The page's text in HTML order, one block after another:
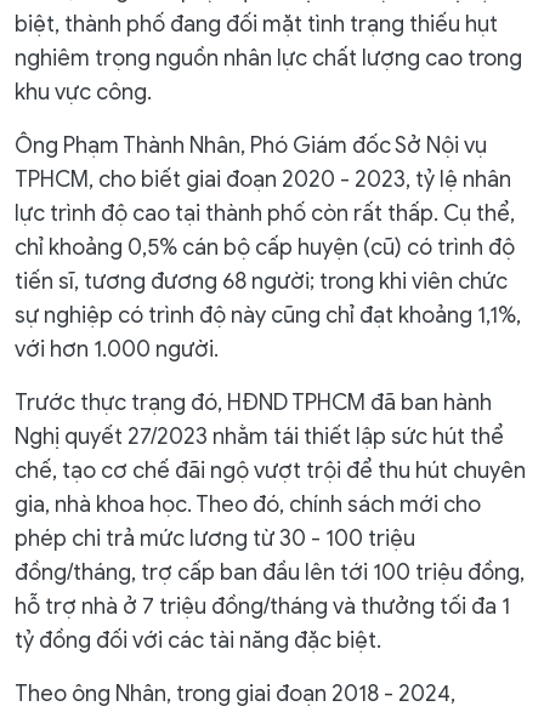
biệt, thành phố đang đối mặt tình trạng thiếu hụt
nghiêm trọng nguồn nhân lực chất lượng cao trong
khu vực công.
Ông Phạm Thành Nhân, Phó Giám đốc Sở Nội vụ
TPHCM, cho biết giai đoạn 2020 - 2023, tỷ lệ nhân
lực trình độ cao tại thành phố còn rất thấp. Cụ thể,
chỉ khoảng 0,5% cán bộ cấp huyện (cũ) có trình độ
tiến sĩ, tương đương 68 người; trong khi viên chức
sự nghiệp có trình độ này cũng chỉ đạt khoảng 1,1%,
với hơn 1.000 người.
Trước thực trạng đó, HĐND TPHCM đã ban hành
Nghị quyết 27/2023 nhằm tái thiết lập sức hút thể
chế, tạo cơ chế đãi ngộ vượt trội để thu hút chuyên
gia, nhà khoa học. Theo đó, chính sách mới cho
phép chi trả mức lương từ 30 - 100 triệu
đồng/tháng, trợ cấp ban đầu lên tới 100 triệu đồng,
hỗ trợ nhà ở 7 triệu đồng/tháng và thưởng tối đa 1
tỷ đồng đối với các tài năng đặc biệt.
Theo ông Nhân, trong giai đoạn 2018 - 2024,